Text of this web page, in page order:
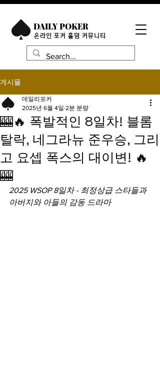
DAILY POKER
​온라인 포커 홀덤 커뮤니티
게시물
🎰🔥 폭발적인 8일차! 블롬
탈락, 네그라뉴 준우승, 그리
고 요셉 폭스의 대이변! 🔥
🎰
데일리포커
2025년 6월 4일 2분 분량
2025 WSOP 8일차 - 최정상급 스타들과
아버지와 아들의 감동 드라마